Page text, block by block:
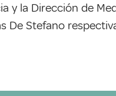
y la Dirección de
De Stefano